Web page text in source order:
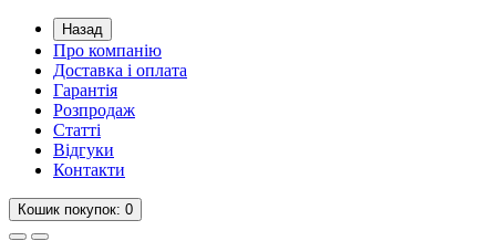
Назад
Про компанію
Доставка і оплата
Гарантія
Розпродаж
Статті
Відгуки
Контакти
Кошик покупок: 0